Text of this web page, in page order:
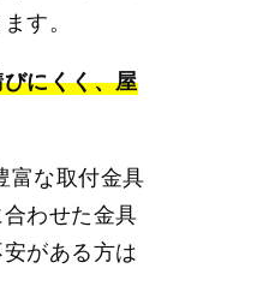
す。
にくく、屋
富な取付金具
わせた金具
がある方は